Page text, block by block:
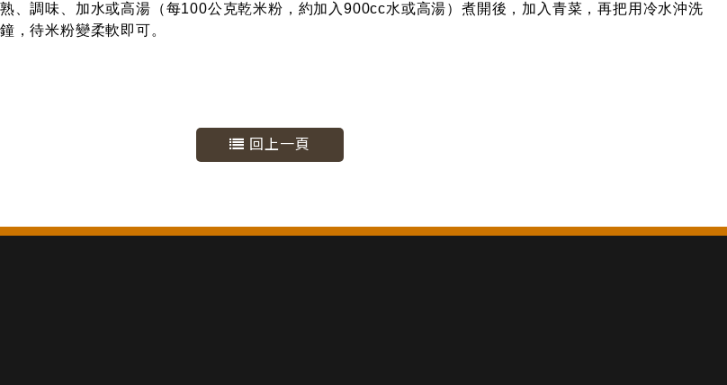
、調味、加水或高湯（每100公克乾米粉，約加入900cc水或高湯）煮開後，加入青菜，再把用冷水沖洗
，待米粉變柔軟即可。
回上一頁